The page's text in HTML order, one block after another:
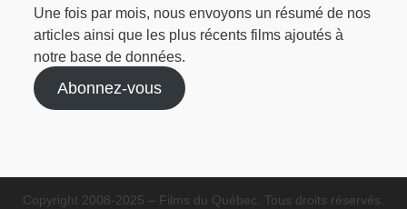
Une fois par mois, nous envoyons un résumé de nos
articles ainsi que les plus récents films ajoutés à
notre base de données.
Abonnez-vous
Copyright 2008-2025 – Films du Québec. Tous droits réservés.